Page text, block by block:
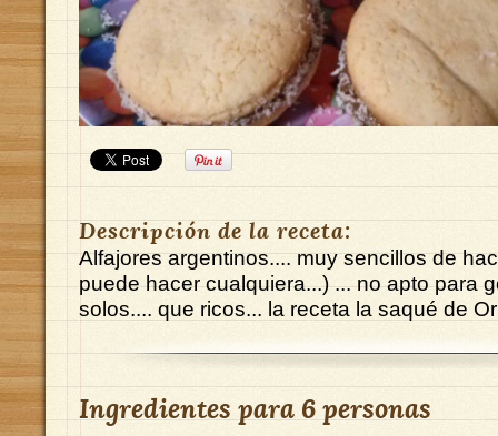
Descripción de la receta:
Alfajores argentinos.... muy sencillos de
puede hacer cualquiera...) ... no apto para
solos.... que ricos... la receta la saqué de
Ingredientes para 6 personas